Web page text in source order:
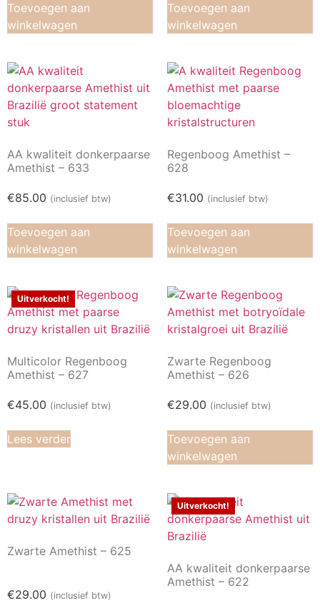
Toevoegen aan
winkelwagen
Toevoegen aan
winkelwagen
AA kwaliteit donkerpaarse
Amethist – 633
€85.00 (inclusief btw)
Toevoegen aan
winkelwagen
Regenboog Amethist –
628
€31.00 (inclusief btw)
Toevoegen aan
winkelwagen
Uitverkocht!
Multicolor Regenboog
Amethist – 627
€45.00 (inclusief btw)
Lees verder
Zwarte Regenboog
Amethist – 626
€29.00 (inclusief btw)
Toevoegen aan
winkelwagen
Zwarte Amethist – 625
€29.00 (inclusief btw)
Uitverkocht!
AA kwaliteit donkerpaarse
Amethist – 622